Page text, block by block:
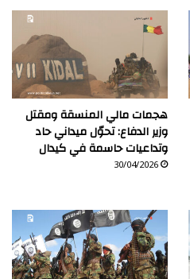
هجمات مالي المنسقة ومقتل
وزير الدفاع: تحوّل ميداني حاد
وتداعيات حاسمة في كيدال
30/04/2026